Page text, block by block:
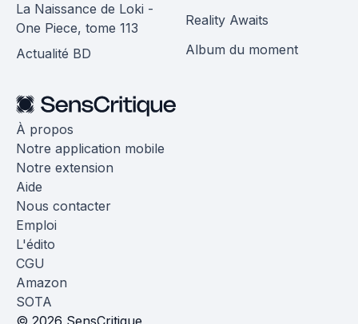
La Naissance de Loki -
One Piece, tome 113
Actualité BD
Reality Awaits
Album du moment
À propos
Notre application mobile
Notre extension
Aide
Nous contacter
Emploi
L'édito
CGU
Amazon
SOTA
© 2026 SensCritique